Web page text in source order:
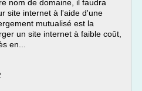
nom de domaine, il faudra
site internet à l'aide d'une
mutualisé est la
un site internet à faible coût,
en...